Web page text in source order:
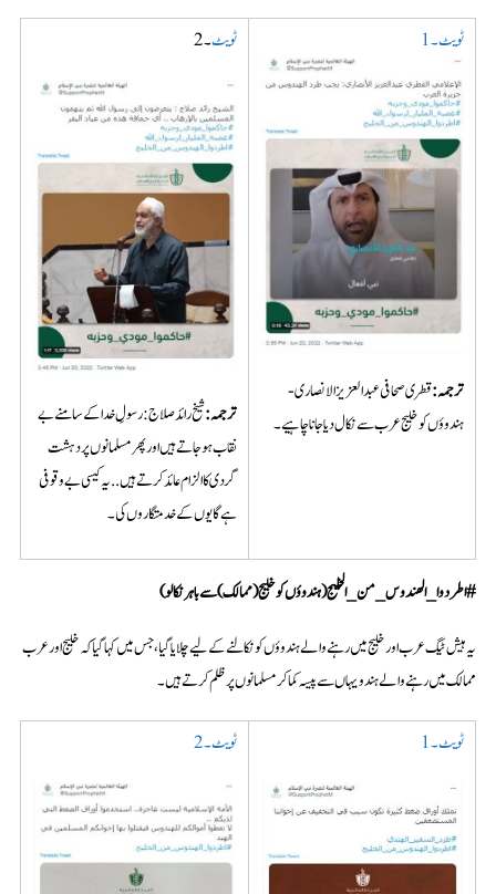
ٹویٹ۔1
ترجمہ:قطری صحافی عبد العزیز الانصاری-
ہندوؤں کو خلیج عرب سے نکال دیا جانا چاہیے۔
ٹویٹ۔2
ترجمہ:شیخ رائد صلاج: رسولِ خدا کے سامنے بے
نقاب ہو جاتے ہیں اور پھر مسلمانوں پر دہشت
گردی کا الزام عائد کرتے ہیں..یہ کیسی بے وقوفی
ہے گایوں کے خدمتگاروں کی۔
#اطردوا_الهندوس_من_الخليج(ہندوؤں کو خلیج(ممالک)سے باہر نکالو)
یہ ہیش ٹیگ عرب اور خلیج میں رہنے والے ہندوؤں کو نکالنے کے لیے چلایا گیا، جس میں کہا گیا کہ خلیج اور عرب
ممالک میں رہنے والے ہندو یہاں سے پیسہ کماکر مسلمانوں پر ظلم کرتے ہیں۔
ٹویٹ۔1 ٹویٹ۔2